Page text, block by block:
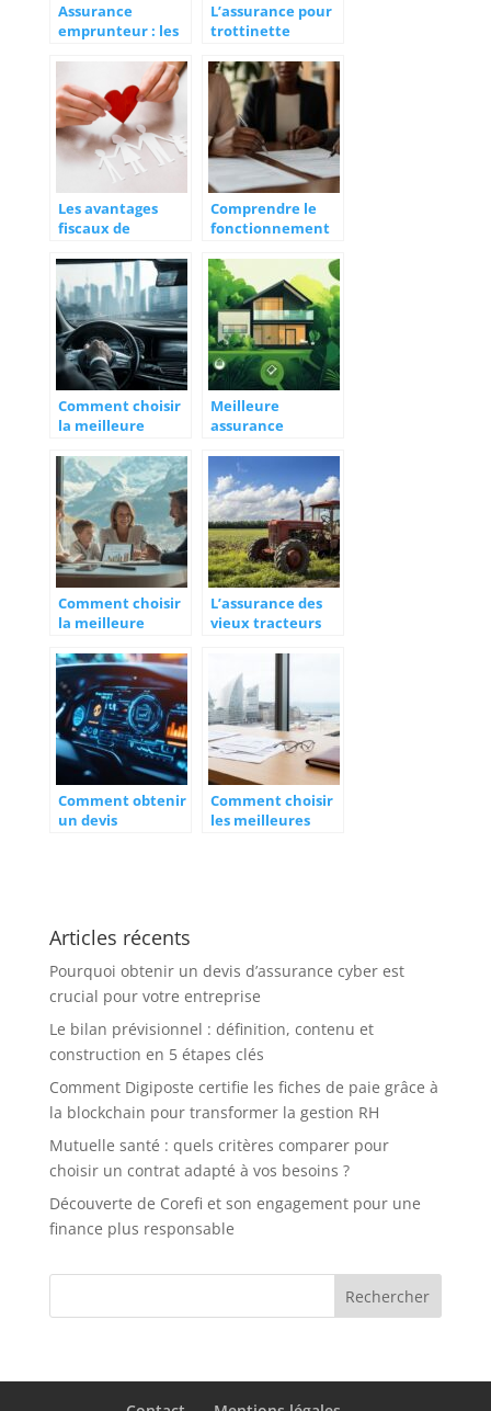
Assurance
emprunteur : les
avantages a la
souscription
L’assurance pour
trottinette
besoin en
question
Les avantages
fiscaux de
après 8 ans
Comprendre le
fonctionnement
emprunteur pour
votre prêt
immobilier
Comment choisir
la meilleure
VTC et bénéficier
d’une protection
optimale
Meilleure
assurance
Trouver des
temoignages
fiables face aux
retours negatifs
Comment choisir
la meilleure
Suisse romande
pour 2026
L’assurance des
vieux tracteurs
complet pour
protéger votre
patrimoine
Comment obtenir
un devis
Comment choisir
les meilleures
Articles récents
Pourquoi obtenir un devis d’assurance cyber est
crucial pour votre entreprise
Le bilan prévisionnel : définition, contenu et
construction en 5 étapes clés
Comment Digiposte certifie les fiches de paie grâce à
la blockchain pour transformer la gestion RH
Mutuelle santé : quels critères comparer pour
choisir un contrat adapté à vos besoins ?
Découverte de Corefi et son engagement pour une
finance plus responsable